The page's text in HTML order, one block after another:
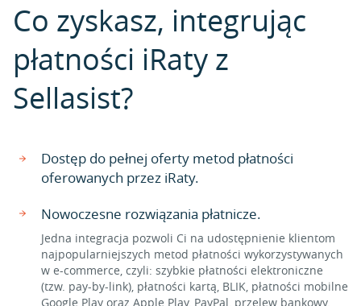
Co zyskasz, integrując
płatności iRaty z
Sellasist?
Dostęp do pełnej oferty metod płatności
oferowanych przez iRaty.
Nowoczesne rozwiązania płatnicze.
Jedna integracja pozwoli Ci na udostępnienie klientom
najpopularniejszych metod płatności wykorzystywanych
w e-commerce, czyli: szybkie płatności elektroniczne
(tzw. pay-by-link), płatności kartą, BLIK, płatności mobilne
Google Play oraz Apple Play, PayPal, przelew bankowy.